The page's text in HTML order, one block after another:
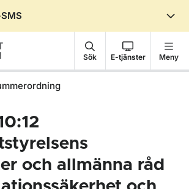
Sök E-tjänster Meny
och allmänna råd